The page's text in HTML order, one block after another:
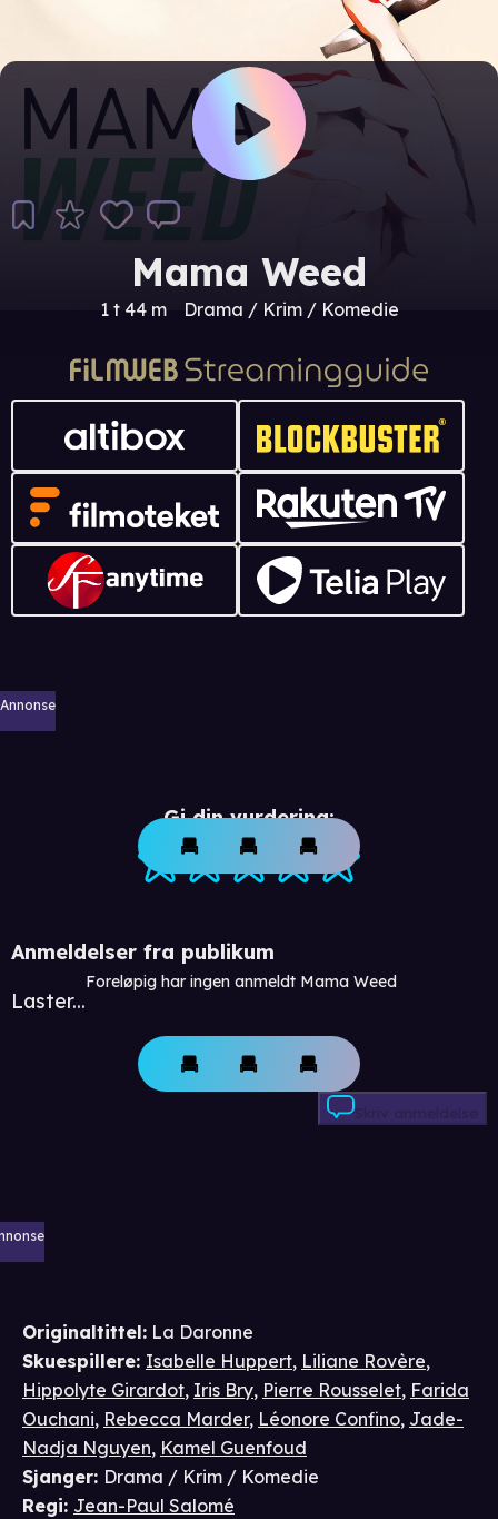
Mama Weed
1 t 44 m Drama / Krim / Komedie
Annonse
Gi din vurdering:
Anmeldelser fra publikum
Laster...
Foreløpig har ingen anmeldt Mama Weed
Skriv anmeldelse
Originaltittel: La Daronne
Skuespillere: Isabelle Huppert, Liliane Rovère,
Hippolyte Girardot, Iris Bry, Pierre Rousselet, Farida
Ouchani, Rebecca Marder, Léonore Confino, Jade-
Nadja Nguyen, Kamel Guenfoud
Sjanger: Drama / Krim / Komedie
Regi: Jean-Paul Salomé